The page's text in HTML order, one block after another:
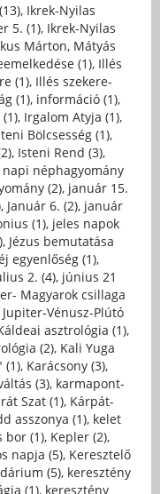
, Ikrek-Nyilas
5. (1), Ikrek-Nyilas
Márton, Mátyás
(1), Illés
(1), Illés szekere-
(1), információ (1),
, Irgalom Atyja (1),
Bölcsesség (1),
, Isteni Rend (3),
napi néphagyomány
(2), január 15.
, Január 6. (2), január
(1), jeles napok
, Jézus bemutatása
egyenlőség (1),
2. (4), június 21
Magyarok csillaga
Jupiter-Vénusz-Plútó
asztrológia (1),
(2), Kali Yuga
(1), Karácsony (3),
(3), karmapont-
Szat (1), Kárpát-
asszonya (1), kelet
bor (1), Kepler (2),
napja (5), Keresztelő
(5), keresztény
(1), keresztény